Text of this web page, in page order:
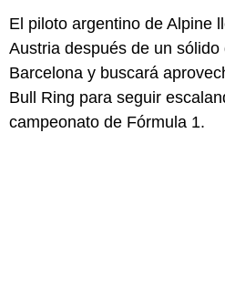
El piloto argentino de Alpine
Austria después de un sólido
Barcelona y buscará
Bull Ring para seguir
campeonato de Fórmula 1.